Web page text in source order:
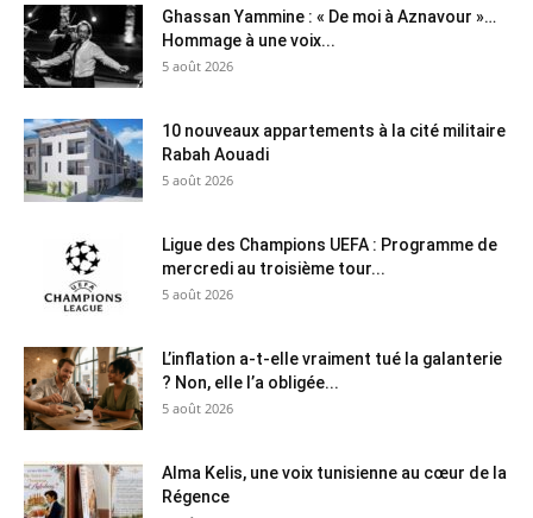
Ghassan Yammine : « De moi à Aznavour »…
Hommage à une voix...
5 août 2026
10 nouveaux appartements à la cité militaire
Rabah Aouadi
5 août 2026
Ligue des Champions UEFA : Programme de
mercredi au troisième tour...
5 août 2026
L’inflation a-t-elle vraiment tué la galanterie
? Non, elle l’a obligée...
5 août 2026
Alma Kelis, une voix tunisienne au cœur de la
Régence